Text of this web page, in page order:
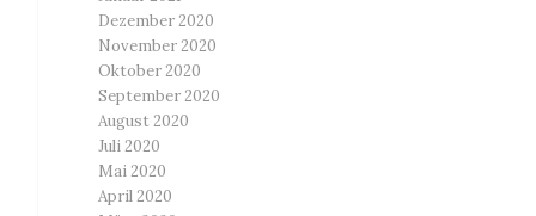
Dezember 2020
November 2020
Oktober 2020
September 2020
August 2020
Juli 2020
Mai 2020
April 2020